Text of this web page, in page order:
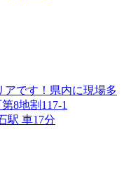
です！県内に現場多
8地割117-1
駅 車17分